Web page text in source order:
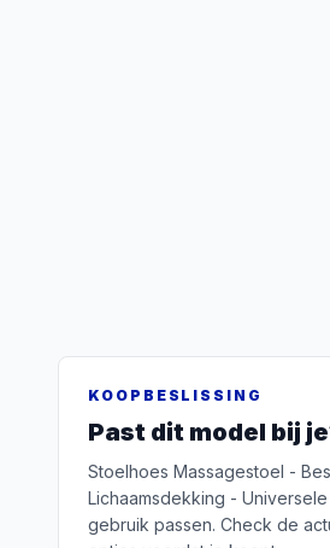
KOOPBESLISSING
Past dit model bij
Stoelhoes Massagestoel -
Lichaamsdekking -
gebruik passen. Check de